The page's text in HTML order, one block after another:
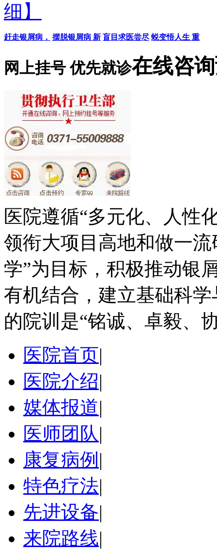
细】
赶走银屑病， 摆脱银屑病 新 盲目求医尝尽 蜕变悟人生 重
网上挂号 优先就诊在线咨
医院遵循“多元化、人性
领衔大项目高地和做一
学”为目标，积极推动银
有机结合，建立基础科
的院训是“铭诚、卓毅、
医院首页|
医院介绍|
媒体报道|
医师团队|
康复病例 |
特色疗法|
先进设备|
来院路线|